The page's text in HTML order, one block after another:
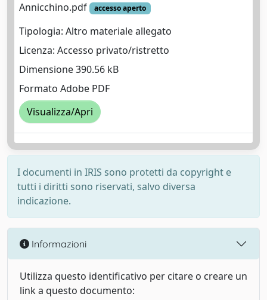
Annicchino.pdf
accesso aperto
Tipologia: Altro materiale allegato
Licenza: Accesso privato/ristretto
Dimensione 390.56 kB
Formato Adobe PDF
Visualizza/Apri
I documenti in IRIS sono protetti da copyright e
tutti i diritti sono riservati, salvo diversa
indicazione.
Informazioni
Utilizza questo identificativo per citare o creare un
link a questo documento: